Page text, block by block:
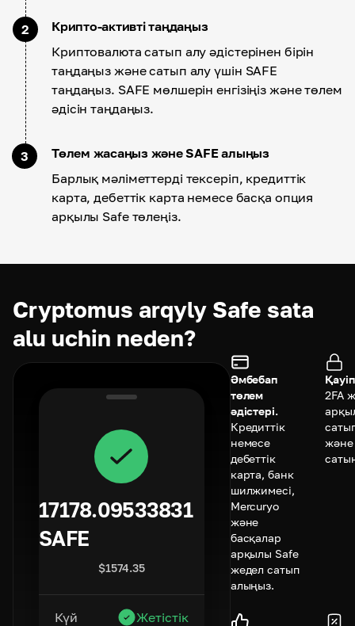
2
Крипто-активті таңдаңыз
Криптовалюта сатып алу әдістерінен бірін
таңдаңыз және сатып алу үшін SAFE
таңдаңыз. SAFE мөлшерін енгізіңіз және төлем
әдісін таңдаңыз.
3
Төлем жасаңыз және SAFE алыңыз
Барлық мәліметтерді тексеріп, кредиттік
карта, дебеттік карта немесе басқа опция
арқылы Safe төлеңіз.
Cryptomus arqyly Safe sata
alu uchin neden?
17178.09533831
SAFE
$1574.35
Күй Жетістік
Әмбебап
төлем
әдістері.
Кредиттік
немесе
дебеттік
карта, банк
шилжимесі,
Mercuryo
және
басқалар
арқылы Safe
жедел сатып
алыңыз.
2FA
және